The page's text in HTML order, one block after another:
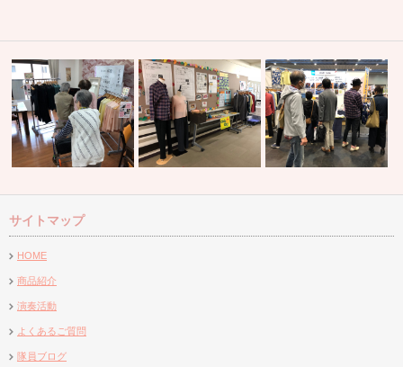
た♪
『アゴーラしずはた』様にて販
売会を開催致…
『静岡県立中央特別支援学校』産業フェアしずおか2018
サイトマップ
HOME
商品紹介
演奏活動
よくあるご質問
隊員ブログ